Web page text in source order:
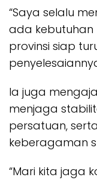
“Saya selalu
ada kebutuhan
provinsi siap
Ia juga
menjaga
persatuan,
keberagaman
“Mari kita jaga